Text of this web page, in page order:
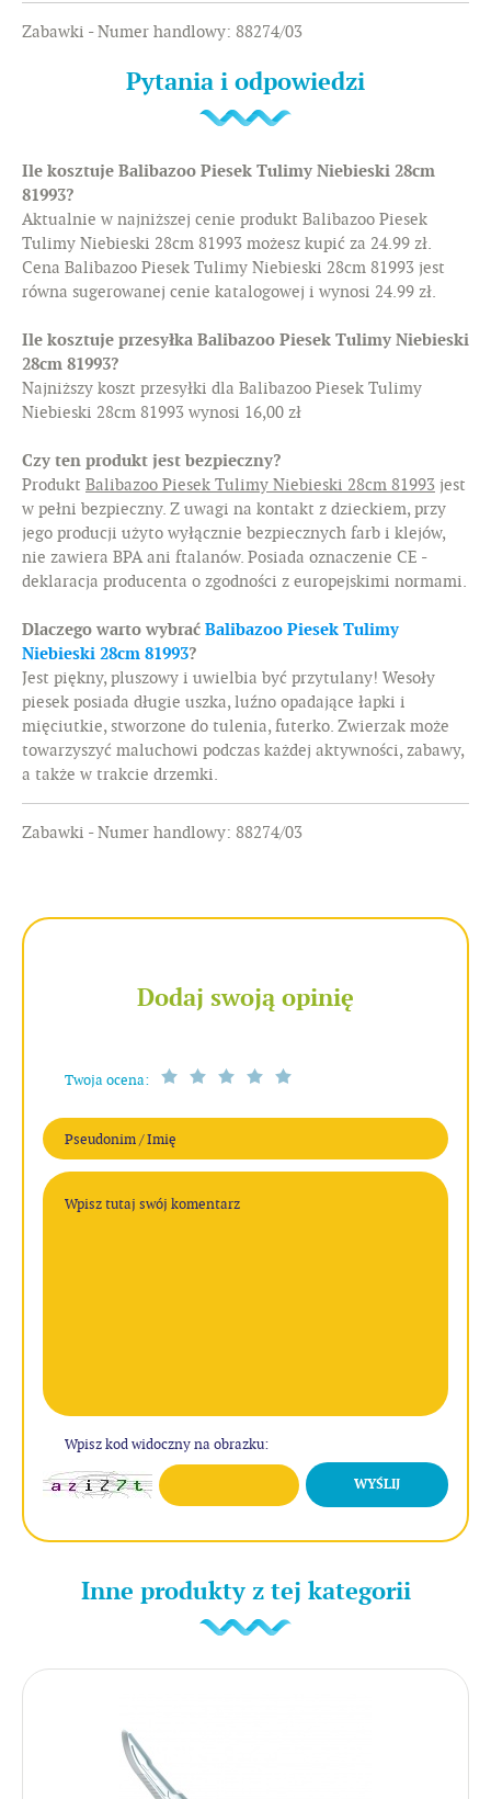
Zabawki - Numer handlowy: 88274/03
Pytania i odpowiedzi
Ile kosztuje Balibazoo Piesek Tulimy Niebieski 28cm
81993?
Aktualnie w najniższej cenie produkt Balibazoo Piesek
Tulimy Niebieski 28cm 81993 możesz kupić za 24.99 zł.
Cena Balibazoo Piesek Tulimy Niebieski 28cm 81993 jest
równa sugerowanej cenie katalogowej i wynosi 24.99 zł.
Ile kosztuje przesyłka Balibazoo Piesek Tulimy Niebieski
28cm 81993?
Najniższy koszt przesyłki dla Balibazoo Piesek Tulimy
Niebieski 28cm 81993 wynosi 16,00 zł
Czy ten produkt jest bezpieczny?
Produkt Balibazoo Piesek Tulimy Niebieski 28cm 81993 jest
w pełni bezpieczny. Z uwagi na kontakt z dzieckiem, przy
jego producji użyto wyłącznie bezpiecznych farb i klejów,
nie zawiera BPA ani ftalanów. Posiada oznaczenie CE -
deklaracja producenta o zgodności z europejskimi normami.
Dlaczego warto wybrać Balibazoo Piesek Tulimy
Niebieski 28cm 81993?
Jest piękny, pluszowy i uwielbia być przytulany! Wesoły
piesek posiada długie uszka, luźno opadające łapki i
mięciutkie, stworzone do tulenia, futerko. Zwierzak może
towarzyszyć maluchowi podczas każdej aktywności, zabawy,
a także w trakcie drzemki.
Zabawki - Numer handlowy: 88274/03
Dodaj swoją opinię
Twoja ocena:
Wpisz kod widoczny na obrazku:
WYŚLIJ
Inne produkty z tej kategorii